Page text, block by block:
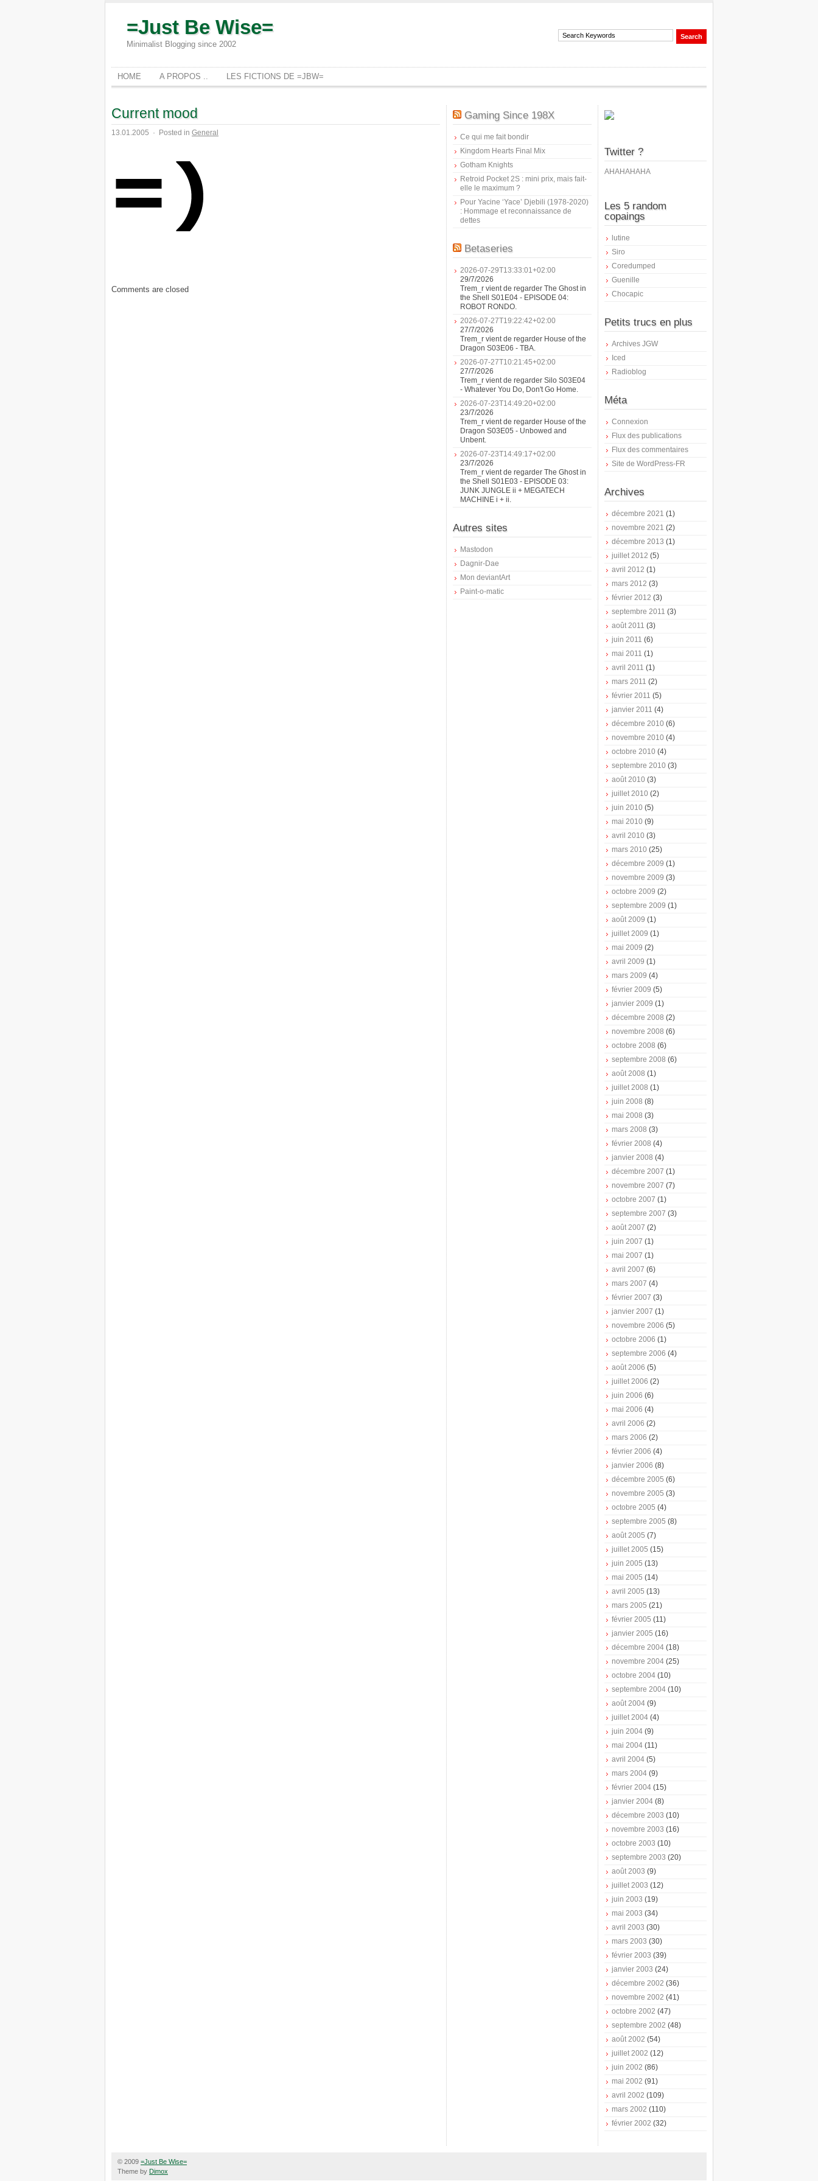
=Just Be Wise=
Minimalist Blogging since 2002
HOME A PROPOS .. LES FICTIONS DE =JBW=
Current mood
13.01.2005 · Posted in General
Comments are closed
Gaming Since 198X
Ce qui me fait bondir
Kingdom Hearts Final Mix
Gotham Knights
Retroid Pocket 2S : mini prix, mais fait-
elle le maximum ?
Pour Yacine ‘Yace’ Djebili (1978-2020)
: Hommage et reconnaissance de
dettes
Betaseries
2026-07-29T13:33:01+02:00
29/7/2026
Trem_r vient de regarder The Ghost in
the Shell S01E04 - EPISODE 04:
ROBOT RONDO.
2026-07-27T19:22:42+02:00
27/7/2026
Trem_r vient de regarder House of the
Dragon S03E06 - TBA.
2026-07-27T10:21:45+02:00
27/7/2026
Trem_r vient de regarder Silo S03E04
- Whatever You Do, Don't Go Home.
2026-07-23T14:49:20+02:00
23/7/2026
Trem_r vient de regarder House of the
Dragon S03E05 - Unbowed and
Unbent.
2026-07-23T14:49:17+02:00
23/7/2026
Trem_r vient de regarder The Ghost in
the Shell S01E03 - EPISODE 03:
JUNK JUNGLE ii + MEGATECH
MACHINE i + ii.
Autres sites
Mastodon
Dagnir-Dae
Mon deviantArt
Paint-o-matic
Twitter ?
AHAHAHAHA
Les 5 random
copaings
lutine
Siro
Coredumped
Guenille
Chocapic
Petits trucs en plus
Archives JGW
Iced
Radioblog
Méta
Connexion
Flux des publications
Flux des commentaires
Site de WordPress-FR
Archives
décembre 2021 (1)
novembre 2021 (2)
décembre 2013 (1)
juillet 2012 (5)
avril 2012 (1)
mars 2012 (3)
février 2012 (3)
septembre 2011 (3)
août 2011 (3)
juin 2011 (6)
mai 2011 (1)
avril 2011 (1)
mars 2011 (2)
février 2011 (5)
janvier 2011 (4)
décembre 2010 (6)
novembre 2010 (4)
octobre 2010 (4)
septembre 2010 (3)
août 2010 (3)
juillet 2010 (2)
juin 2010 (5)
mai 2010 (9)
avril 2010 (3)
mars 2010 (25)
décembre 2009 (1)
novembre 2009 (3)
octobre 2009 (2)
septembre 2009 (1)
août 2009 (1)
juillet 2009 (1)
mai 2009 (2)
avril 2009 (1)
mars 2009 (4)
février 2009 (5)
janvier 2009 (1)
décembre 2008 (2)
novembre 2008 (6)
octobre 2008 (6)
septembre 2008 (6)
août 2008 (1)
juillet 2008 (1)
juin 2008 (8)
mai 2008 (3)
mars 2008 (3)
février 2008 (4)
janvier 2008 (4)
décembre 2007 (1)
novembre 2007 (7)
octobre 2007 (1)
septembre 2007 (3)
août 2007 (2)
juin 2007 (1)
mai 2007 (1)
avril 2007 (6)
mars 2007 (4)
février 2007 (3)
janvier 2007 (1)
novembre 2006 (5)
octobre 2006 (1)
septembre 2006 (4)
août 2006 (5)
juillet 2006 (2)
juin 2006 (6)
mai 2006 (4)
avril 2006 (2)
mars 2006 (2)
février 2006 (4)
janvier 2006 (8)
décembre 2005 (6)
novembre 2005 (3)
octobre 2005 (4)
septembre 2005 (8)
août 2005 (7)
juillet 2005 (15)
juin 2005 (13)
mai 2005 (14)
avril 2005 (13)
mars 2005 (21)
février 2005 (11)
janvier 2005 (16)
décembre 2004 (18)
novembre 2004 (25)
octobre 2004 (10)
septembre 2004 (10)
août 2004 (9)
juillet 2004 (4)
juin 2004 (9)
mai 2004 (11)
avril 2004 (5)
mars 2004 (9)
février 2004 (15)
janvier 2004 (8)
décembre 2003 (10)
novembre 2003 (16)
octobre 2003 (10)
septembre 2003 (20)
août 2003 (9)
juillet 2003 (12)
juin 2003 (19)
mai 2003 (34)
avril 2003 (30)
mars 2003 (30)
février 2003 (39)
janvier 2003 (24)
décembre 2002 (36)
novembre 2002 (41)
octobre 2002 (47)
septembre 2002 (48)
août 2002 (54)
juillet 2002 (12)
juin 2002 (86)
mai 2002 (91)
avril 2002 (109)
mars 2002 (110)
février 2002 (32)
© 2009 =Just Be Wise=
Theme by Dimox